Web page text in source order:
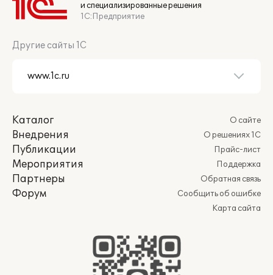
и специализированные решения
1С:Предприятие
Другие сайты 1С
Каталог
Внедрения
Публикации
Мероприятия
Партнеры
Форум
О сайте
О решениях 1С
Прайс-лист
Поддержка
Обратная связь
Сообщить об ошибке
Карта сайта